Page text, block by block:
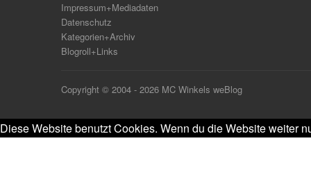
Impressum+Mediadaten
Datenschutz
Kategorien+Archiv
Blogroll+Links
Copyright © 2004 - 2026 MC Winkels weBlog
Diese Website benutzt Cookies. Wenn du die Website weiter